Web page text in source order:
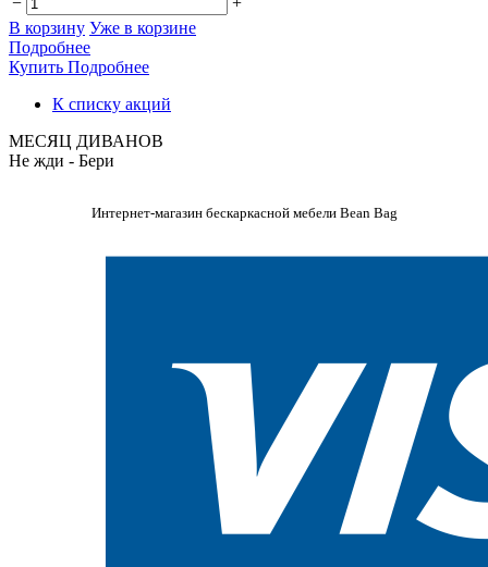
В корзину Уже в корзине
Подробнее
Купить Подробнее
К списку акций
МЕСЯЦ ДИВАНОВ
Не жди - Бери
Интернет-магазин бескаркасной мебели Bean Bag